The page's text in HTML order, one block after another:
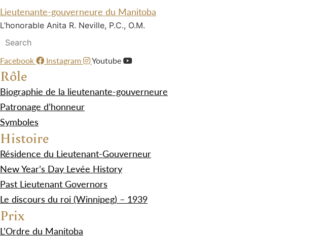
Lieutenante-gouverneure du Manitoba
L’honorable Anita R. Neville, P.C., O.M.
Facebook Instagram Youtube
Rôle
Biographie de la lieutenante-gouverneure
Patronage d’honneur
Symboles
Histoire
Résidence du Lieutenant-Gouverneur
New Year’s Day Levée History
Past Lieutenant Governors
Le discours du roi (Winnipeg) – 1939
Prix
L’Ordre du Manitoba